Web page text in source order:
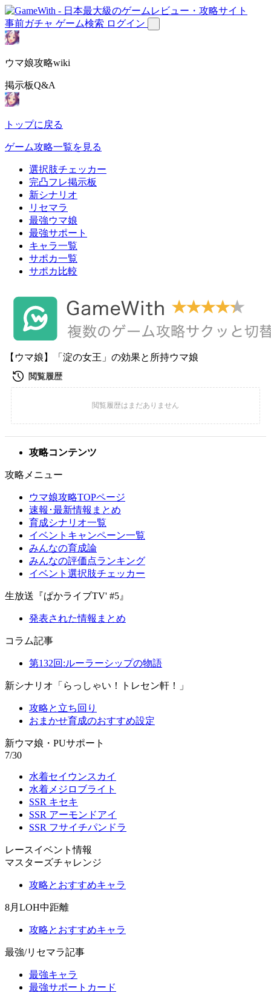
事前ガチャ ゲーム検索 ログイン
ウマ娘攻略wiki
掲示板Q&A
トップに戻る
ゲーム攻略一覧を見る
選択肢チェッカー
完凸フレ掲示板
新シナリオ
リセマラ
最強ウマ娘
最強サポート
キャラ一覧
サポカ一覧
サポカ比較
【ウマ娘】「淀の女王」の効果と所持ウマ娘
攻略コンテンツ
攻略メニュー
ウマ娘攻略TOPページ
速報･最新情報まとめ
育成シナリオ一覧
イベントキャンペーン一覧
みんなの育成論
みんなの評価点ランキング
イベント選択肢チェッカー
生放送『ぱかライブTV' #5』
発表された情報まとめ
コラム記事
第132回:ルーラーシップの物語
新シナリオ「らっしゃい！トレセン軒！」
攻略と立ち回り
おまかせ育成のおすすめ設定
新ウマ娘・PUサポート
7/30
水着セイウンスカイ
水着メジロブライト
SSR キセキ
SSR アーモンドアイ
SSR フサイチパンドラ
レースイベント情報
マスターズチャレンジ
攻略とおすすめキャラ
8月LOH中距離
攻略とおすすめキャラ
最強/リセマラ記事
最強キャラ
最強サポートカード